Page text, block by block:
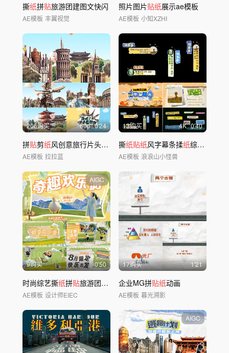
撕纸拼贴旅游团建图文快闪
AE模板 丰翼视觉
照片图片贴纸展示ae模板
AE模板 小知XZHI
206购买 60p 0'24
拼贴剪纸风创意旅行片头动画
AE模板 拉拉蓝
13购买 4K 0'40
撕纸贴纸风字幕条揉纸综艺栏目包装
AE模板 浪浪山小怪兽
AIGC
9购买 0'50
时尚综艺撕纸拼贴旅游团建图文快闪模板
AE模板 设计师EIEC
17购买 1'21
企业MG拼贴纸动画
AE模板 暮光溯影
AIGC